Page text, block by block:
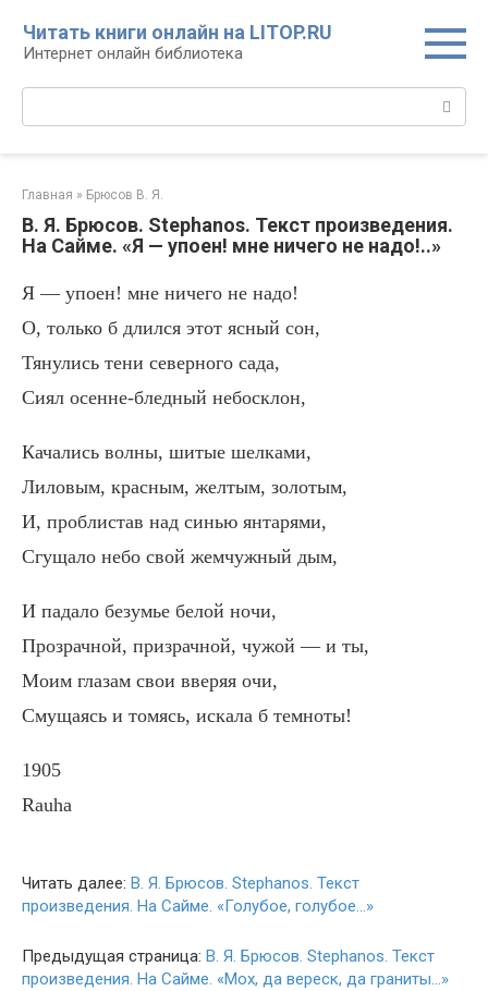
контенту
Читать книги онлайн на LITOP.RU
Интернет онлайн библиотека
Главная » Брюсов В. Я.
В. Я. Брюсов. Stephanos. Текст произведения.
На Сайме. «Я — упоен! мне ничего не надо!..»
Я — упоен! мне ничего не надо!
О, только б длился этот ясный сон,
Тянулись тени северного сада,
Сиял осенне-бледный небосклон,
Качались волны, шитые шелками,
Лиловым, красным, желтым, золотым,
И, проблистав над синью янтарями,
Сгущало небо свой жемчужный дым,
И падало безумье белой ночи,
Прозрачной, призрачной, чужой — и ты,
Моим глазам свои вверяя очи,
Смущаясь и томясь, искала б темноты!
1905
Rauha
Читать далее: В. Я. Брюсов. Stephanos. Текст
произведения. На Сайме. «Голубое, голубое…»
Предыдущая страница: В. Я. Брюсов. Stephanos. Текст
произведения. На Сайме. «Мох, да вереск, да граниты…»